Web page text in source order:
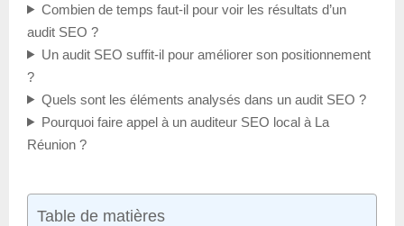
Combien de temps faut-il pour voir les résultats d’un
audit SEO ?
Un audit SEO suffit-il pour améliorer son positionnement
?
Quels sont les éléments analysés dans un audit SEO ?
Pourquoi faire appel à un auditeur SEO local à La
Réunion ?
Table de matières